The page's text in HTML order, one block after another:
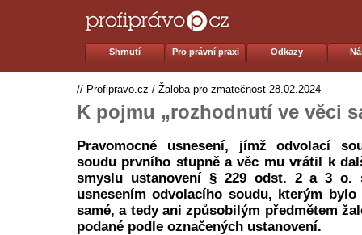
Shrnutí Pro právní praxi Odkazy
// Profipravo.cz / Žaloba pro zmatečnost 28.02.2024
K pojmu „rozhodnutí ve věci
Pravomocné usnesení, jímž odvolací
soudu prvního stupně a věc mu vrátil k
smyslu ustanovení § 229 odst. 2 a 3 o.
usnesením odvolacího soudu, kterým
samé, a tedy ani způsobilým předmětem
podané podle označených ustanovení.